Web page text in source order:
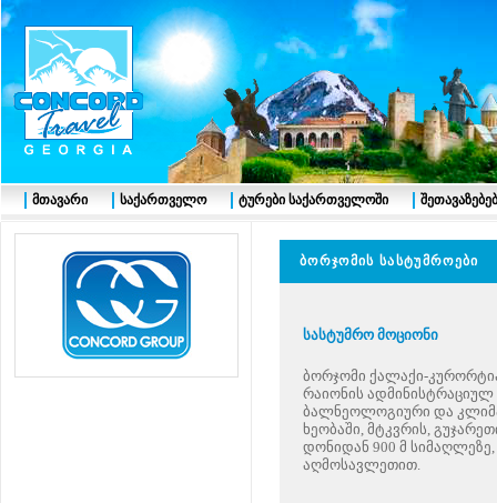
ბორჯომის
სასტუმრო მოციონი
ბორჯომი ქალაქი-
რაიონის
ბალნეოლოგიური და
ხეობაში, მტკვრის,
დონიდან 900 მ
აღმოსავლეთით.
მთავარი საქართველო ტურები საქართველოში